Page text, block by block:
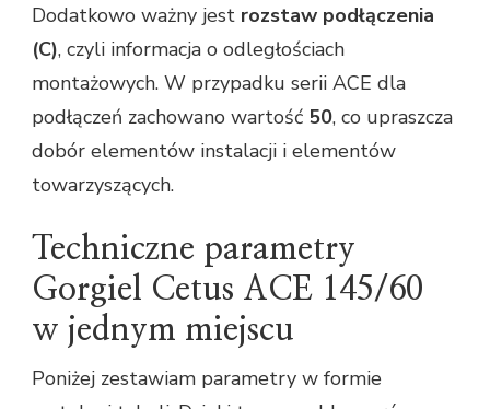
Dodatkowo ważny jest rozstaw podłączenia
(C), czyli informacja o odległościach
montażowych. W przypadku serii ACE dla
podłączeń zachowano wartość 50, co upraszcza
dobór elementów instalacji i elementów
towarzyszących.
Techniczne parametry
Gorgiel Cetus ACE 145/60
w jednym miejscu
Poniżej zestawiam parametry w formie